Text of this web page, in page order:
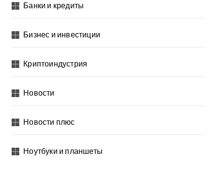
Банки и кредиты
Бизнес и инвестиции
Криптоиндустрия
Новости
Новости плюс
Ноутбуки и планшеты